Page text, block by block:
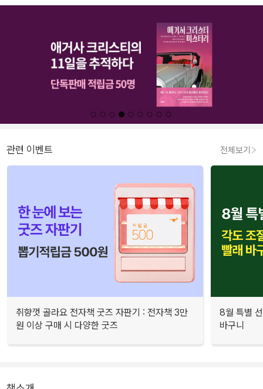
관련 이벤트 전체보기
취향껏 골라요 전자책 굿즈 자판기 : 전자책 3만
원 이상 구매 시 다양한 굿즈
8월 특별
바구니